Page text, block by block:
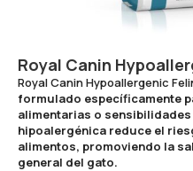
Royal Canin
Royal Canin Hypoallergenic
formulado específicamente
alimentarias o
hipoalergénica reduce el
alimentos, promoviendo la
general del gato.